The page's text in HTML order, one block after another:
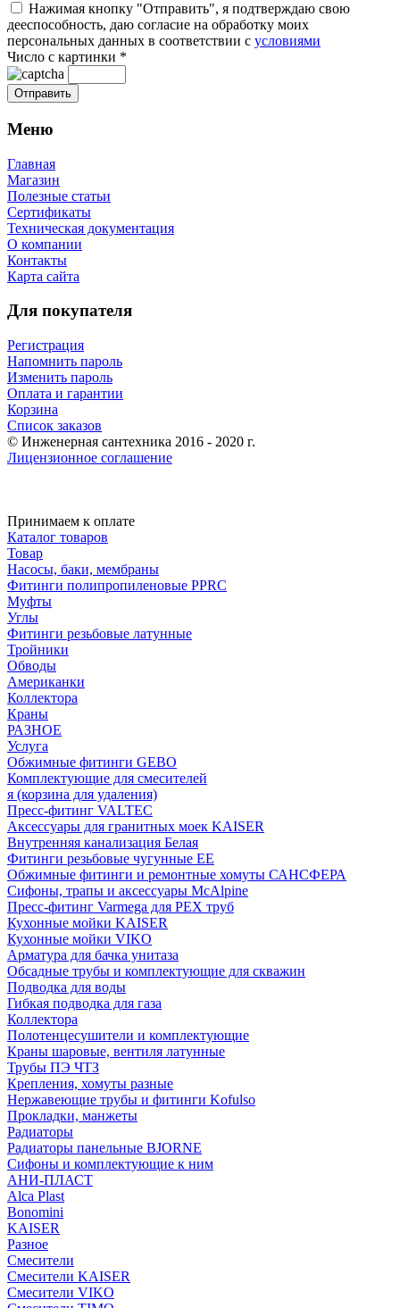
Нажимая кнопку "Отправить", я подтверждаю свою
дееспособность, даю согласие на обработку моих
персональных данных в соответствии с условиями
Число с картинки *
Меню
Главная
Магазин
Полезные статьи
Сертификаты
Техническая документация
О компании
Контакты
Карта сайта
Для покупателя
Регистрация
Напомнить пароль
Изменить пароль
Оплата и гарантии
Корзина
Список заказов
© Инженерная сантехника 2016 - 2020 г.
Лицензионное соглашение
Принимаем к оплате
Каталог товаров
Товар
Насосы, баки, мембраны
Фитинги полипропиленовые PPRC
Муфты
Углы
Фитинги резьбовые латунные
Тройники
Обводы
Американки
Коллектора
Краны
РАЗНОЕ
Услуга
Обжимные фитинги GEBO
Комплектующие для смесителей
я (корзина для удаления)
Пресс-фитинг VALTEC
Аксессуары для гранитных моек KAISER
Внутренняя канализация Белая
Фитинги резьбовые чугунные EE
Обжимные фитинги и ремонтные хомуты САНСФЕРА
Сифоны, трапы и аксессуары McAlpine
Пресс-фитинг Varmega для PEX труб
Кухонные мойки KAISER
Кухонные мойки VIKO
Арматура для бачка унитаза
Обсадные трубы и комплектующие для скважин
Подводка для воды
Гибкая подводка для газа
Коллектора
Полотенцесушители и комплектующие
Краны шаровые, вентиля латунные
Трубы ПЭ ЧТЗ
Крепления, хомуты разные
Нержавеющие трубы и фитинги Kofulso
Прокладки, манжеты
Радиаторы
Радиаторы панельные BJORNE
Сифоны и комплектующие к ним
АНИ-ПЛАСТ
Alca Plast
Bonomini
KAISER
Разное
Смесители
Смесители KAISER
Смесители VIKO